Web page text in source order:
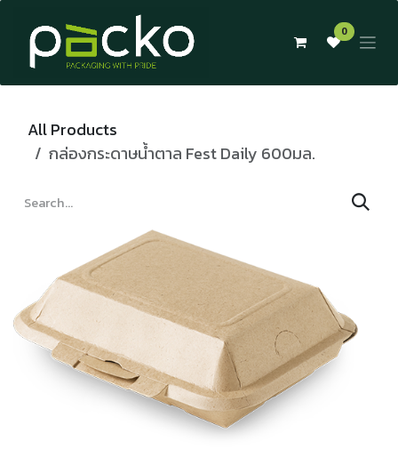
Skip to Content
0
All Products
กล่องกระดาษน้ำตาล Fest Daily 600มล.